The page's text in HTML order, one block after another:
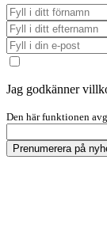
Jag godkänner
Den här funktionen